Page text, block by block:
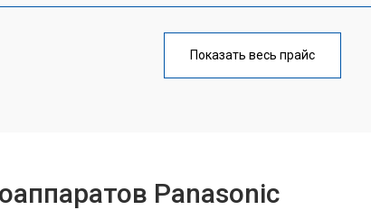
от 70 мин
Показать весь прайс
Panasonic